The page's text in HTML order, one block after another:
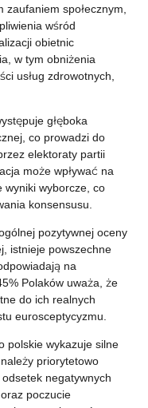
zaufaniem społecznym,
wśród
obietnic
w tym obniżenia
usług zdrowotnych,
głęboka
co prowadzi do
elektoraty partii
może wpływać na
wyniki wyborcze, co
konsensusu.
pozytywnej oceny
istnieje powszechne
na
Polaków uważa, że
do ich realnych
eurosceptycyzmu.
polskie wykazuje silne
priorytetowo
negatywnych
poczucie